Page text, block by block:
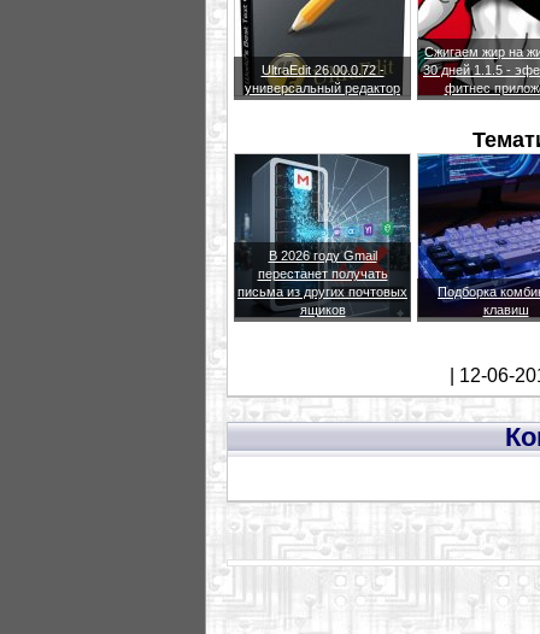
UltraEdit 26.00.0.72 -
универсальный редактор
Сжигаем жир на
30 дней 1.1.5 -
фитнес
В 2026 году Gmail
перестанет получать
письма из других почтовых
ящиков
Подборка
клавиш
| 12-06-